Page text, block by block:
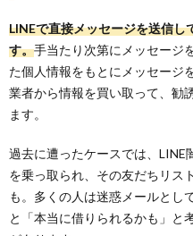
LINEで直接メッセージを送信し
す。手当たり次第にメッセージ
た個人情報をもとにメッセージ
業者から情報を買い取って、勧
ます。
過去に遭ったケースでは、LINE
を乗っ取られ、その友だちリス
も。多くの人は迷惑メールとし
と「本当に借りられるかも」と